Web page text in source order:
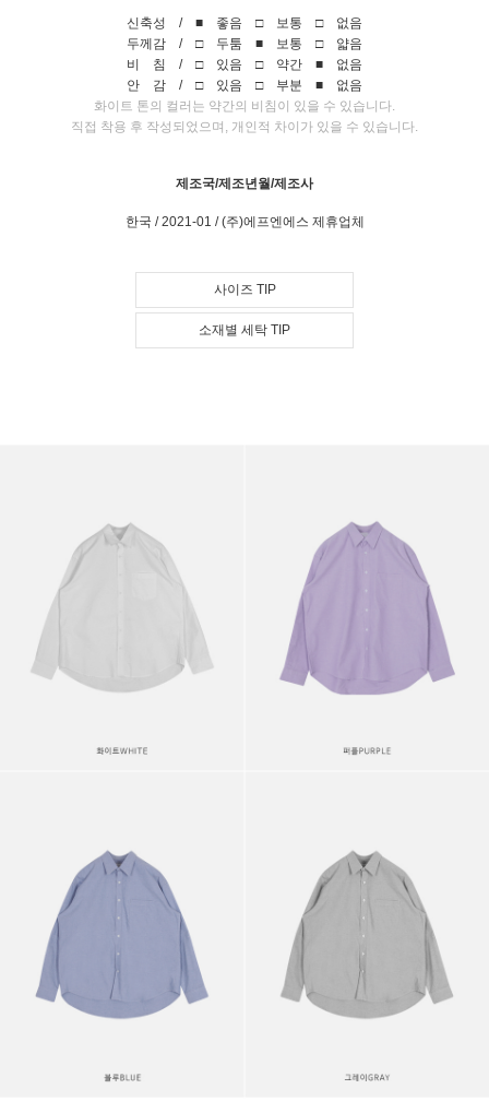
신축성 / ■ 좋음 □ 보통 □ 없음
두께감 / □ 두툼 ■ 보통 □ 얇음
비 침 / □ 있음 □ 약간 ■ 없음
안 감 / □ 있음 □ 부분 ■ 없음
화이트 톤의 컬러는 약간의 비침이 있을 수 있습니다.
직접 착용 후 작성되었으며, 개인적 차이가 있을 수 있습니다.
제조국/제조년월/제조사
한국 / 2021-01 / (주)에프엔에스 제휴업체
사이즈 TIP
소재별 세탁 TIP